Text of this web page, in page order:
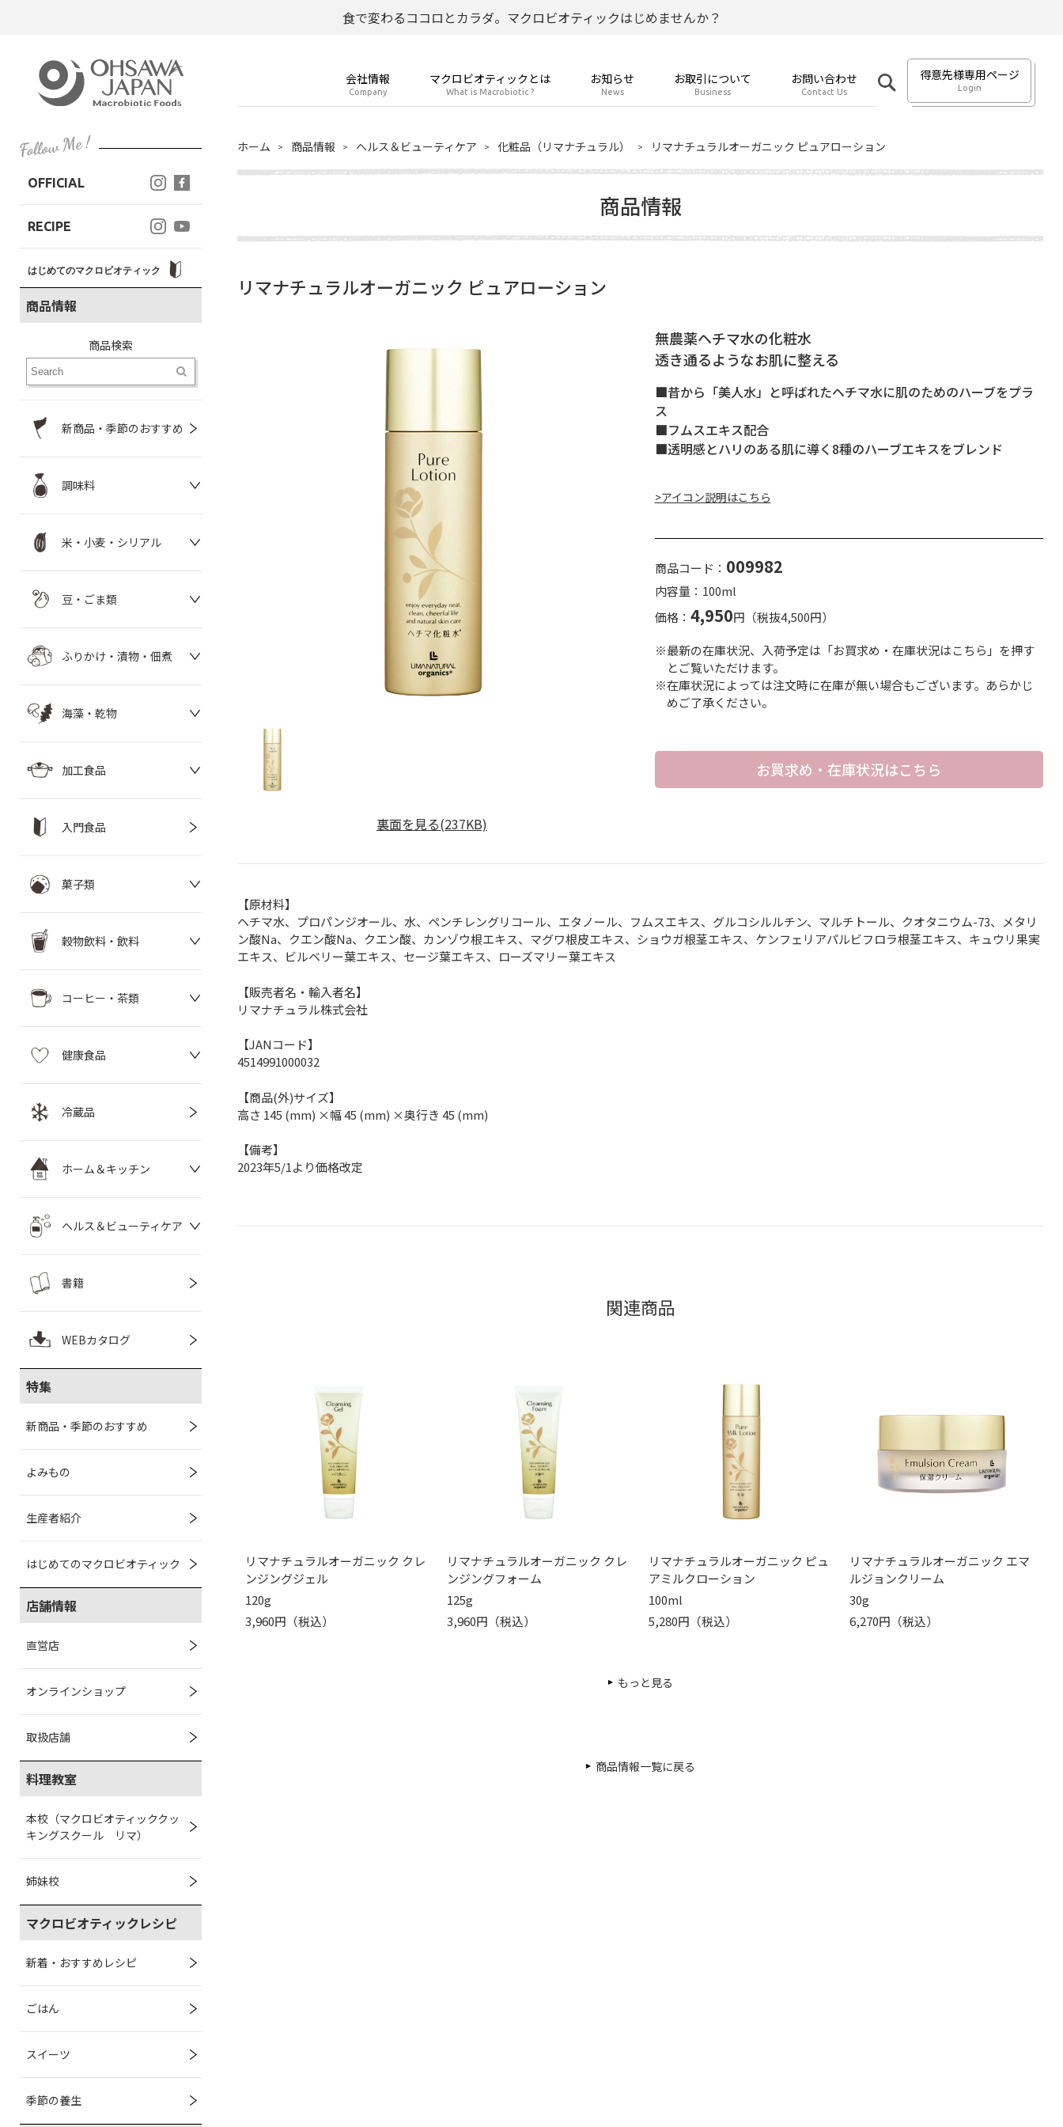
食で変わるココロとカラダ。マクロビオティックはじめませんか？
会社情報
Company
マクロビオティックとは
What is Macrobiotic ?
お知らせ
News
お取引について
Business
お問い合わせ
Contact Us
得意先様専用ページ
Login
OFFICIAL
RECIPE
はじめてのマクロビオティック
商品情報
商品検索
新商品・季節のおすすめ
調味料
米・小麦・シリアル
豆・ごま類
ふりかけ・漬物・佃煮
海藻・乾物
加工食品
入門食品
菓子類
穀物飲料・飲料
コーヒー・茶類
健康食品
冷蔵品
ホーム＆キッチン
ヘルス＆ビューティケア
書籍
WEBカタログ
特集
新商品・季節のおすすめ
よみもの
生産者紹介
はじめてのマクロビオティック
店舗情報
直営店
オンラインショップ
取扱店舗
料理教室
本校（マクロビオティッククッ
キングスクール リマ）
姉妹校
マクロビオティックレシピ
新着・おすすめレシピ
ごはん
スイーツ
季節の養生
ホーム 商品情報 ヘルス＆ビューティケア 化粧品（リマナチュラル） リマナチュラルオーガニック ピュアローション
商品情報
リマナチュラルオーガニック ピュアローション
裏面を見る(237KB)
無農薬ヘチマ水の化粧水
透き通るようなお肌に整える
■昔から「美人水」と呼ばれたヘチマ水に肌のためのハーブをプラ
ス
■フムスエキス配合
■透明感とハリのある肌に導く8種のハーブエキスをブレンド
>アイコン説明はこちら
商品コード： 009982
内容量：100ml
価格： 4,950円（税抜4,500円）
※最新の在庫状況、入荷予定は「お買求め・在庫状況はこちら」を押す
とご覧いただけます。
※在庫状況によっては注文時に在庫が無い場合もございます。あらかじ
めご了承ください。
お買求め・在庫状況はこちら
【原材料】
ヘチマ水、プロパンジオール、水、ペンチレングリコール、エタノール、フムスエキス、グルコシルルチン、マルチトール、クオタニウム-73、メタリ
ン酸Na、クエン酸Na、クエン酸、カンゾウ根エキス、マグワ根皮エキス、ショウガ根茎エキス、ケンフェリアパルビフロラ根茎エキス、キュウリ果実
エキス、ビルベリー葉エキス、セージ葉エキス、ローズマリー葉エキス
【販売者名・輸入者名】
リマナチュラル株式会社
【JANコード】
4514991000032
【商品(外)サイズ】
高さ 145 (mm) ×幅 45 (mm) ×奥行き 45 (mm)
【備考】
2023年5/1より価格改定
関連商品
リマナチュラルオーガニック クレ
ンジングジェル
120g
3,960円（税込）
リマナチュラルオーガニック クレ
ンジングフォーム
125g
3,960円（税込）
リマナチュラルオーガニック ピュ
アミルクローション
100ml
5,280円（税込）
リマナチュラルオーガニック エマ
ルジョンクリーム
30g
6,270円（税込）
もっと見る
商品情報一覧に戻る